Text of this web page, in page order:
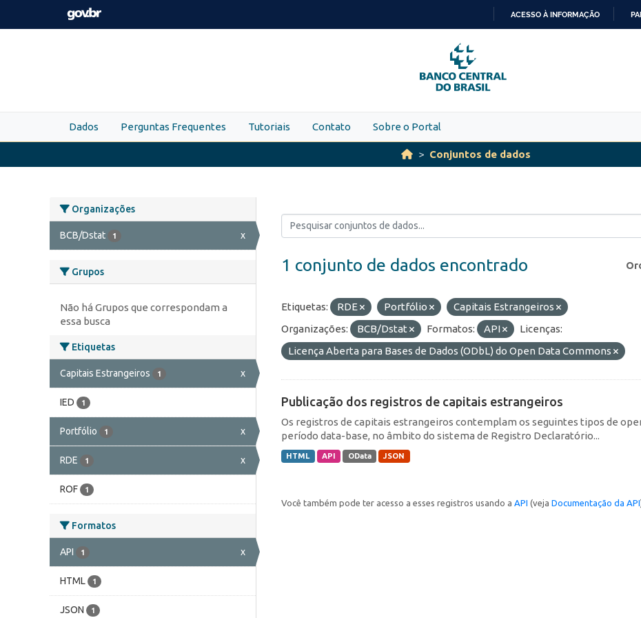
Skip to main content
PARA
O
CONTEÚDO
ACESSO À INFORMAÇÃO
Dados Perguntas Frequentes Tutoriais Contato Sobre o Portal
Conjuntos de dados
Organizações
BCB/Dstat 1 x
Grupos
Não há Grupos que correspondam a
essa busca
Etiquetas
Capitais Estrangeiros 1 x
IED 1
Portfólio 1 x
RDE 1 x
ROF 1
Formatos
API 1 x
HTML 1
JSON 1
1 conjunto de dados encontrado
Etiquetas: RDE Portfólio
Capitais Estrangeiros
Organizações:
BCB/Dstat Formatos: API
Licenças:
Licença Aberta para Bases de Dados (ODbL) do Open Data Commons
Publicação dos registros de capitais estrangeiros
Os registros de capitais estrangeiros contemplam os seguintes tipos de
período data-base, no âmbito do sistema de Registro Declaratório...
HTML API OData JSON
Você também pode ter acesso a esses registros usando a API (veja Documentação da API